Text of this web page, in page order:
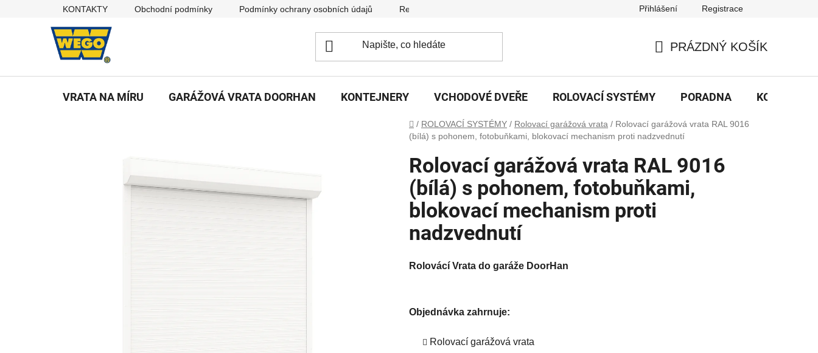
KONTAKTY Obchodní podmínky Podmínky ochrany osobních údajů Reklamační řád Přihlášení Registrace
KOŠÍK
PRÁZDNÝ KOŠÍK
VRATA NA MÍRU GARÁŽOVÁ VRATA DOORHAN KONTEJNERY VCHODOVÉ DVEŘE ROLOVACÍ SYSTÉMY PORADNA KONTAKTY
Domů
/ ROLOVACÍ SYSTÉMY / Rolovací garážová vrata / Rolovací garážová vrata RAL 9016
(bílá) s pohonem, fotobuňkami, blokovací mechanism proti nadzvednutí
Rolovací garážová vrata RAL 9016
(bílá) s pohonem, fotobuňkami,
blokovací mechanism proti
nadzvednutí
Rolovácí Vrata do garáže DoorHan
Objednávka zahrnuje:
Rolovací garážová vrata